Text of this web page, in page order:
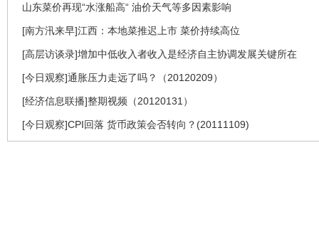
山东菜价再现“水涨船高“ 油价天气等多因素影响
[南方汛来早]江西：本地菜推迟上市 菜价持续高位
[高层访谈录]增加中低收入者收入是经济自主协调发展关键所在
[今日观察]通胀压力走远了吗？（20120209）
[经济信息联播]整期视频（20120131）
[今日观察]CPI回落 货币政策会否转向？(20111109)